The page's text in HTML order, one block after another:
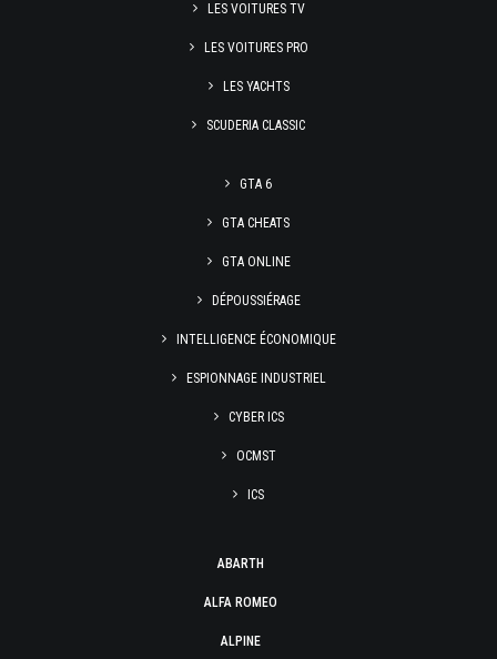
LES VOITURES TV
LES VOITURES PRO
LES YACHTS
SCUDERIA CLASSIC
GTA 6
GTA CHEATS
GTA ONLINE
DÉPOUSSIÉRAGE
INTELLIGENCE ÉCONOMIQUE
ESPIONNAGE INDUSTRIEL
CYBER ICS
OCMST
ICS
ABARTH
ALFA ROMEO
ALPINE